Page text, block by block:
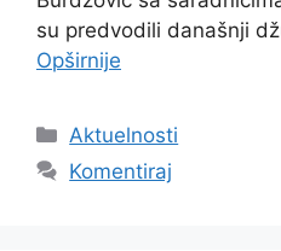
su predvodili današnji
Opširnije
Kategorije
Aktuelnosti
Komentiraj